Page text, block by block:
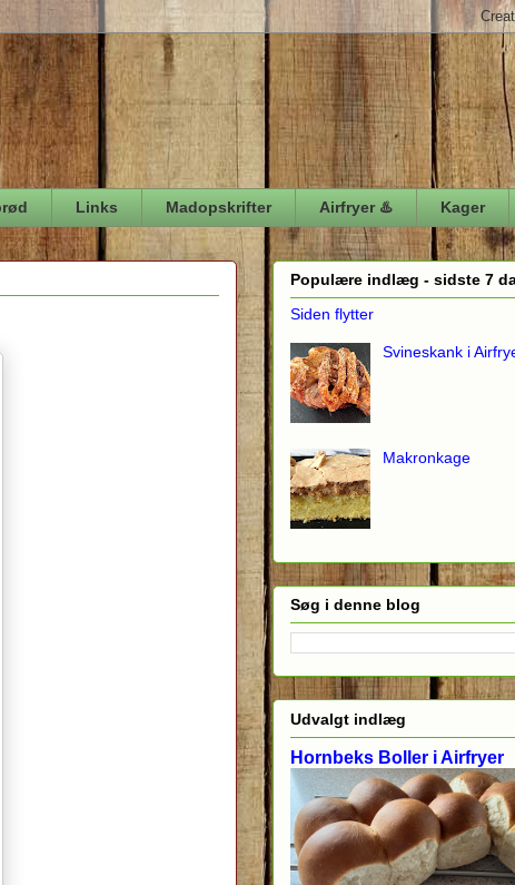
Links Madopskrifter Airfryer ♨️ Kager
Populære indlæg - sidste 7
Siden flytter
Svineskank i
Makronkage
Søg i denne blog
Udvalgt indlæg
Hornbeks Boller i Airfryer